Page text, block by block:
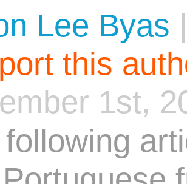
Lee Byas
this
1st,